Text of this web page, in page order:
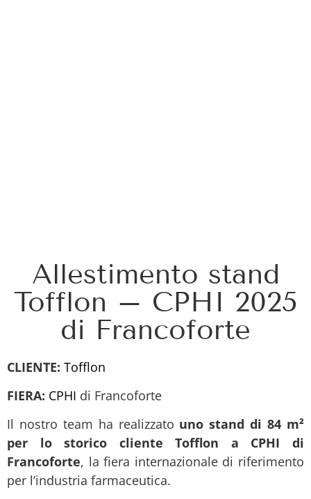
Allestimento stand
Tofflon – CPHI 2025
di Francoforte
CLIENTE: Tofflon
FIERA: CPHI di Francoforte
Il nostro team ha realizzato uno stand di 84 m²
per lo storico cliente Tofflon a CPHI di
Francoforte, la fiera internazionale di riferimento
per l’industria farmaceutica.